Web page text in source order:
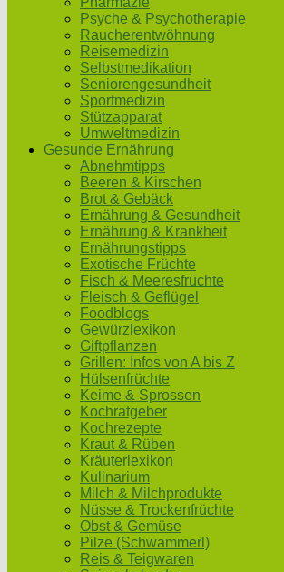
Psyche & Psychotherapie
Raucherentwöhnung
Reisemedizin
Selbstmedikation
Seniorengesundheit
Sportmedizin
Stützapparat
Umweltmedizin
Gesunde Ernährung
Abnehmtipps
Beeren & Kirschen
Brot & Gebäck
Ernährung & Gesundheit
Ernährung & Krankheit
Ernährungstipps
Exotische Früchte
Fisch & Meeresfrüchte
Fleisch & Geflügel
Foodblogs
Gewürzlexikon
Giftpflanzen
Grillen: Infos von A bis Z
Hülsenfrüchte
Keime & Sprossen
Kochratgeber
Kochrezepte
Kraut & Rüben
Kräuterlexikon
Kulinarium
Milch & Milchprodukte
Nüsse & Trockenfrüchte
Obst & Gemüse
Pilze (Schwammerl)
Reis & Teigwaren